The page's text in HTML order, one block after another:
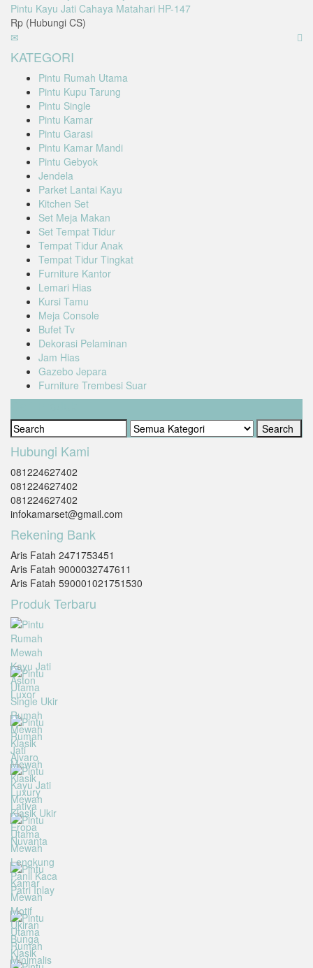
Pintu Kayu Jati Cahaya Matahari HP-147
Rp (Hubungi CS)
KATEGORI
Pintu Rumah Utama
Pintu Kupu Tarung
Pintu Single
Pintu Kamar
Pintu Garasi
Pintu Kamar Mandi
Pintu Gebyok
Jendela
Parket Lantai Kayu
Kitchen Set
Set Meja Makan
Set Tempat Tidur
Tempat Tidur Anak
Tempat Tidur Tingkat
Furniture Kantor
Lemari Hias
Kursi Tamu
Meja Console
Bufet Tv
Dekorasi Pelaminan
Jam Hias
Gazebo Jepara
Furniture Trembesi Suar
Cari Produk
Hubungi Kami
081224627402
081224627402
081224627402
infokamarset@gmail.com
Rekening Bank
Aris Fatah 2471753451
Aris Fatah 9000032747611
Aris Fatah 590001021751530
Produk Terbaru